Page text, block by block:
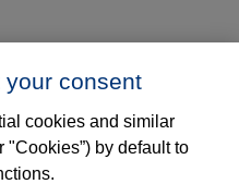
consent
cookies and similar
by default to